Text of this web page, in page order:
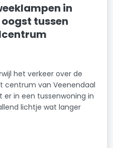
in
tussen
het verkeer over de
centrum van Veenendaal
in een tussenwoning in
lichtje wat langer